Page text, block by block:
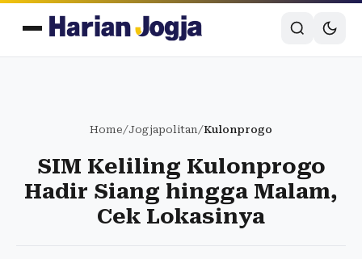
Home/Jogjapolitan/Kulonprogo
SIM Keliling Kulonprogo
Hadir Siang hingga Malam,
Cek Lokasinya